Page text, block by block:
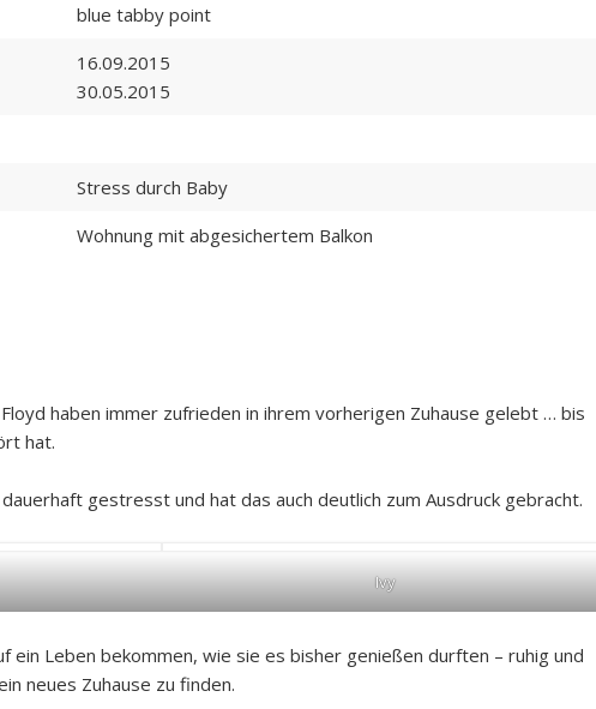
blue tabby point
16.09.2015
30.05.2015
Stress durch Baby
Wohnung mit abgesichertem Balkon
haben immer zufrieden in ihrem vorherigen Zuhause gelebt … bis
hat.
gestresst und hat das auch deutlich zum Ausdruck gebracht.
Ivy
ein Leben bekommen, wie sie es bisher genießen durften – ruhig und
neues Zuhause zu finden.